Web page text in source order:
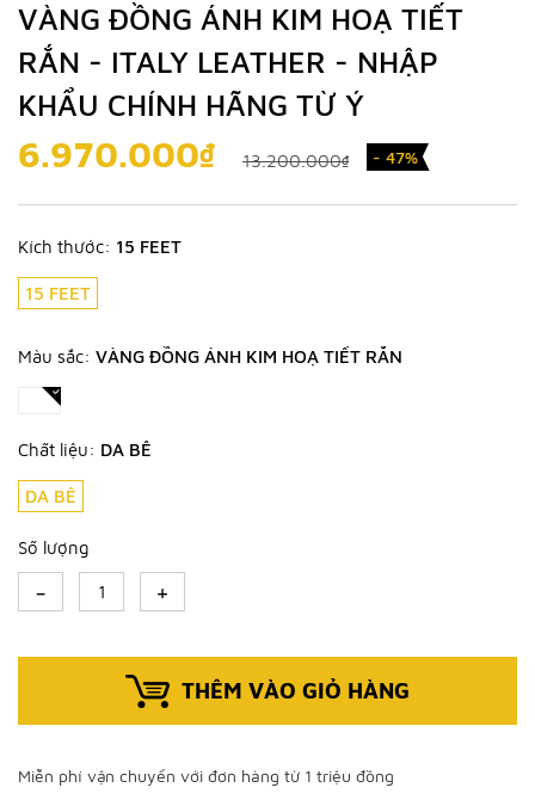
VÀNG ĐỒNG ÁNH KIM HOẠ TIẾT
RẮN - ITALY LEATHER - NHẬP
KHẨU CHÍNH HÃNG TỪ Ý
6.970.000₫ 13.200.000₫ - 47%
Kích thước: 15 FEET
15 FEET
Màu sắc: VÀNG ĐỒNG ÁNH KIM HOẠ TIẾT RẮN
Chất liệu: DA BÊ
DA BÊ
Số lượng
- +
THÊM VÀO GIỎ HÀNG
Miễn phí vận chuyển với đơn hàng từ 1 triệu đồng